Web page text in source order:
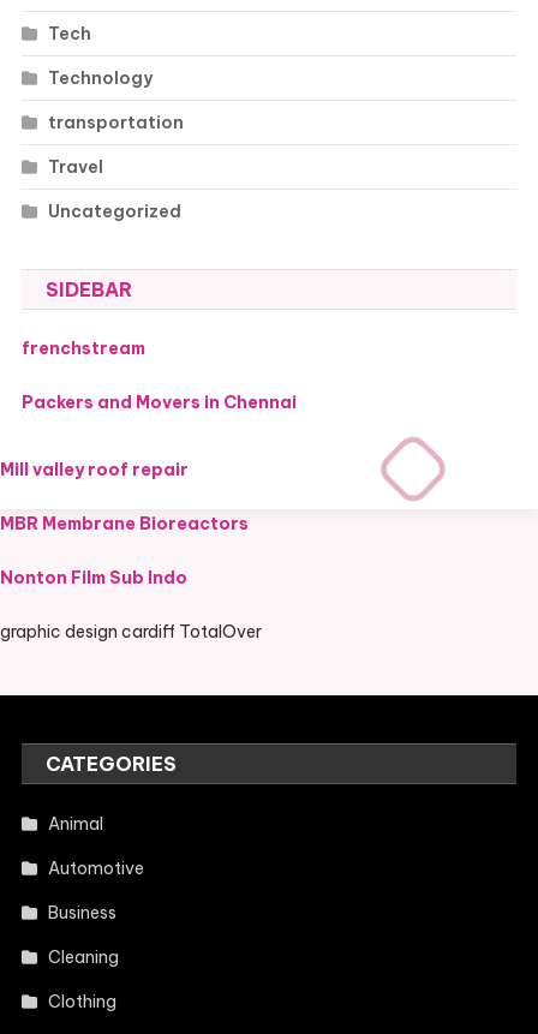
Tech
Technology
transportation
Travel
Uncategorized
SIDEBAR
frenchstream
Packers and Movers in Chennai
Mill valley roof repair
MBR Membrane Bioreactors
Nonton Film Sub Indo
graphic design cardiff TotalOver
CATEGORIES
Animal
Automotive
Business
Cleaning
Clothing